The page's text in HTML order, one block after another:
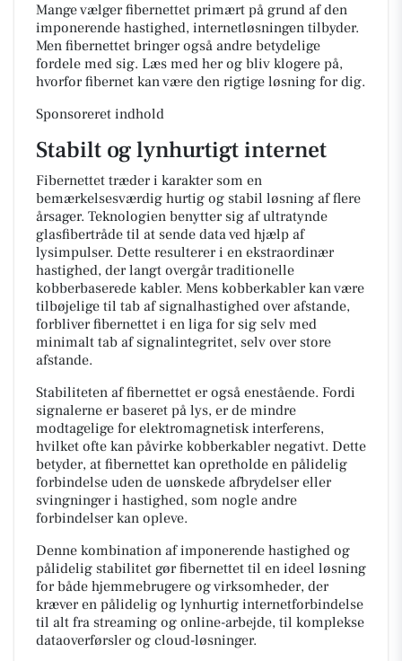
Mange vælger fibernettet primært på grund af den
imponerende hastighed, internetløsningen tilbyder.
Men fibernettet bringer også andre betydelige
fordele med sig. Læs med her og bliv klogere på,
hvorfor fibernet kan være den rigtige løsning for dig.
Sponsoreret indhold
Stabilt og lynhurtigt internet
Fibernettet træder i karakter som en
bemærkelsesværdig hurtig og stabil løsning af flere
årsager. Teknologien benytter sig af ultratynde
glasfibertråde til at sende data ved hjælp af
lysimpulser. Dette resulterer i en ekstraordinær
hastighed, der langt overgår traditionelle
kobberbaserede kabler. Mens kobberkabler kan være
tilbøjelige til tab af signalhastighed over afstande,
forbliver fibernettet i en liga for sig selv med
minimalt tab af signalintegritet, selv over store
afstande.
Stabiliteten af fibernettet er også enestående. Fordi
signalerne er baseret på lys, er de mindre
modtagelige for elektromagnetisk interferens,
hvilket ofte kan påvirke kobberkabler negativt. Dette
betyder, at fibernettet kan opretholde en pålidelig
forbindelse uden de uønskede afbrydelser eller
svingninger i hastighed, som nogle andre
forbindelser kan opleve.
Denne kombination af imponerende hastighed og
pålidelig stabilitet gør fibernettet til en ideel løsning
for både hjemmebrugere og virksomheder, der
kræver en pålidelig og lynhurtig internetforbindelse
til alt fra streaming og online-arbejde, til komplekse
dataoverførsler og cloud-løsninger.